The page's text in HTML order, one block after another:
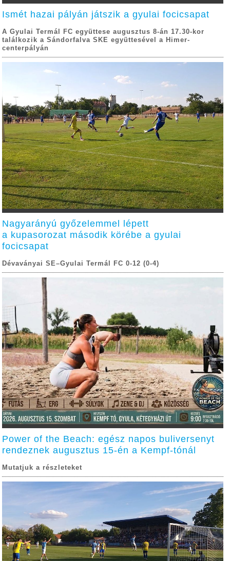
Ismét hazai pályán játszik a gyulai focicsapat
A Gyulai Termál FC együttese augusztus 8-án 17.30-kor
találkozik a Sándorfalva SKE együttesével a Himer-
centerpályán
Nagyarányú győzelemmel lépett
a kupasorozat második körébe a gyulai
focicsapat
Dévaványai SE–Gyulai Termál FC 0-12 (0-4)
Power of the Beach: egész napos buliversenyt
rendeznek augusztus 15-én a Kempf-tónál
Mutatjuk a részleteket